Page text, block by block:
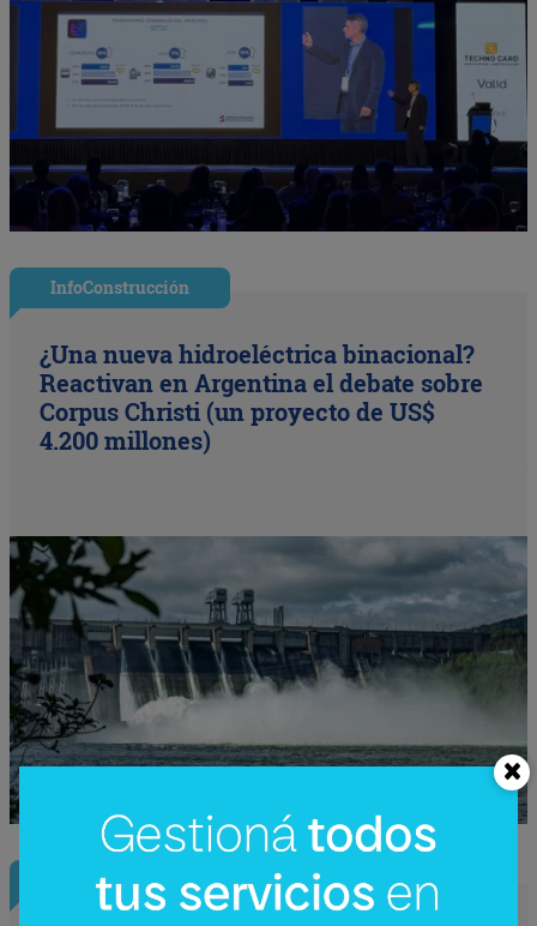
InfoConstrucción
¿Una nueva hidroeléctrica binacional?
Reactivan en Argentina el debate sobre
Corpus Christi (un proyecto de US$
4.200 millones)
InfoNegocios Miami